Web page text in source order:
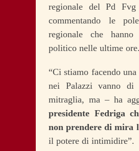
regionale del Pd Fvg
commentando le
regionale che
politico nelle ultime ore.
“Ci stiamo facendo
nei Palazzi vanno
mitraglia, ma – ha
presidente Fedriga
non prendere di mira
il potere di intimidire”.